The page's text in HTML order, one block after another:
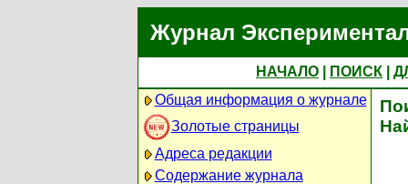
Журнал
НАЧАЛО ПОИСК
Общая информация о журнале
Золотые страницы
Адреса редакции
Содержание журнала